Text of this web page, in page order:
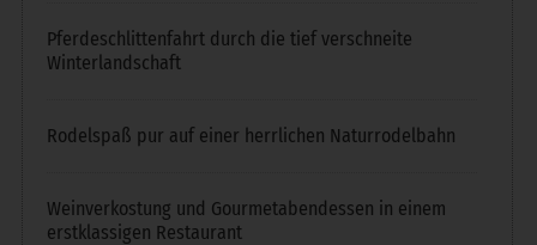
Pferdeschlittenfahrt durch die tief verschneite
Winterlandschaft
Rodelspaß pur auf einer herrlichen Naturrodelbahn
Weinverkostung und Gourmetabendessen in einem
erstklassigen Restaurant